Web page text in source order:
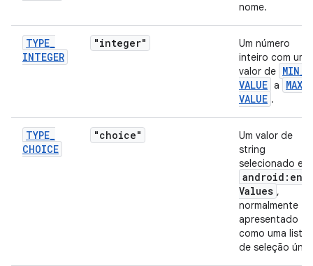
nome.
TYPE_
INTEGER
"integer"
Um número
inteiro com um
valor de MIN_
VALUE a MAX
VALUE .
TYPE_
CHOICE
"choice"
Um valor de
string
selecionado em
Values ,
normalmente
apresentado
como uma lista
de seleção